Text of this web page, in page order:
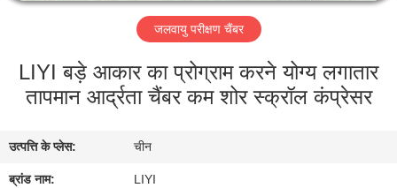
भ्रमण
नियंत्रण
जलवायु परीक्षण चैंबर
LIYI बड़े आकार का प्रोग्राम करने योग्य लगातार
तापमान आर्द्रता चैंबर कम शोर स्क्रॉल कंप्रेसर
उत्पत्ति के प्लेस: चीन
ब्रांड नाम: LIYI